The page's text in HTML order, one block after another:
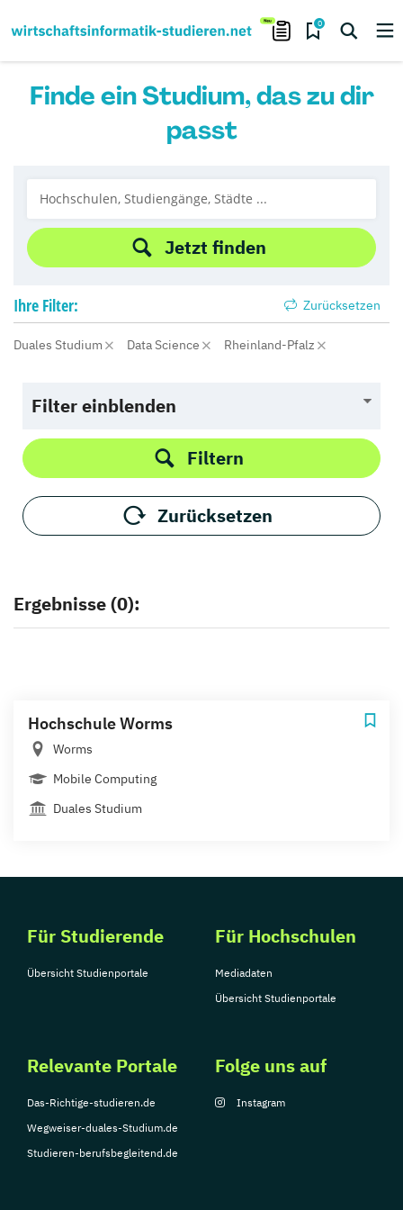
0
Finde ein Studium, das zu dir
passt
Jetzt finden
Ihre Filter: Zurücksetzen
Duales Studium Data Science Rheinland-Pfalz
Filter einblenden
Filtern
Zurücksetzen
Ergebnisse (0):
Hochschule Worms
Worms
Mobile Computing
Duales Studium
Für Studierende
Übersicht Studienportale
Für Hochschulen
Mediadaten
Übersicht Studienportale
Relevante Portale
Das-Richtige-studieren.de
Wegweiser-duales-Studium.de
Studieren-berufsbegleitend.de
Folge uns auf
Instagram